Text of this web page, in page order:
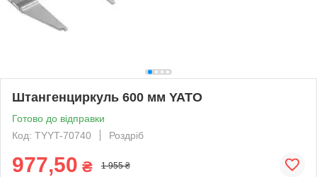
Штангенциркуль 600 мм YATO
Готово до відправки
Код: TYYT-70740
Роздріб
977,50 ₴ 1 955 ₴